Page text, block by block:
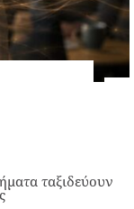
ταξιδεύουν